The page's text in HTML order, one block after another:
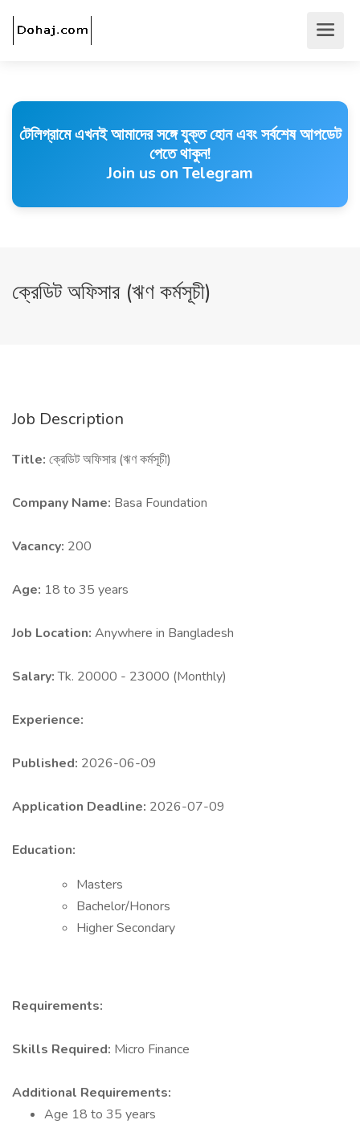
টেলিগ্রামে এখনই আমাদের সঙ্গে যুক্ত হোন এবং সর্বশেষ আপডেট
পেতে থাকুন!
Join us on Telegram
ক্রেডিট অফিসার (ঋণ কর্মসূচী)
Job Description
Title: ক্রেডিট অফিসার (ঋণ কর্মসূচী)
Company Name: Basa Foundation
Vacancy: 200
Age: 18 to 35 years
Job Location: Anywhere in Bangladesh
Salary:Tk. 20000 - 23000 (Monthly)
Experience:
Published: 2026-06-09
Application Deadline: 2026-07-09
Education:
Masters
Bachelor/Honors
Higher Secondary
Requirements:
Skills Required: Micro Finance
Additional Requirements:
Age 18 to 35 years